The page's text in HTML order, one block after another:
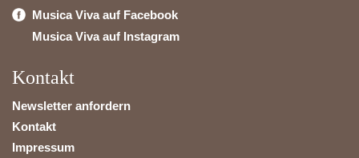
Musica Viva auf Facebook
Musica Viva auf Instagram
Kontakt
Newsletter anfordern
Kontakt
Impressum